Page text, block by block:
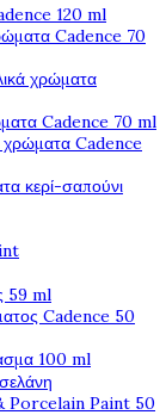
120 ml
Cadence 70
χρώματα
Cadence 70 ml
χρώματα Cadence
κερί-σαπούνι
59 ml
Cadence 50
100 ml
Porcelain Paint 50